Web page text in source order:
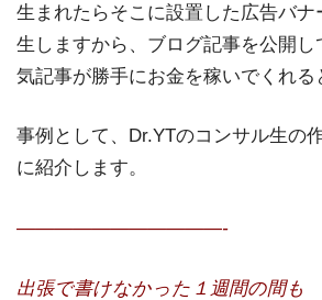
生まれたらそこに設置した広告バナ
生しますから、ブログ記事を公開し
気記事が勝手にお金を稼いでくれる
事例として、Dr.YTのコンサル生の
に紹介します。
———————————-
出張で書けなかった１週間の間も